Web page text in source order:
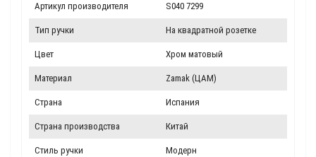
Артикул производителя S040 7299
Тип ручки На квадратной розетке
Цвет Хром матовый
Материал Zamak (ЦАМ)
Страна Испания
Страна производства Китай
Стиль ручки Модерн